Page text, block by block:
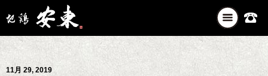
ナ
ビ
ゲ
シ
11月 29, 2019